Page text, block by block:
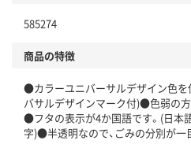
585274
商品の特徴
●カラーユニバーサルデザイン色を
バサルデザインマーク付)●色弱の
●フタの表示が4か国語です。(日本語
字)●半透明なので、ごみの分別が